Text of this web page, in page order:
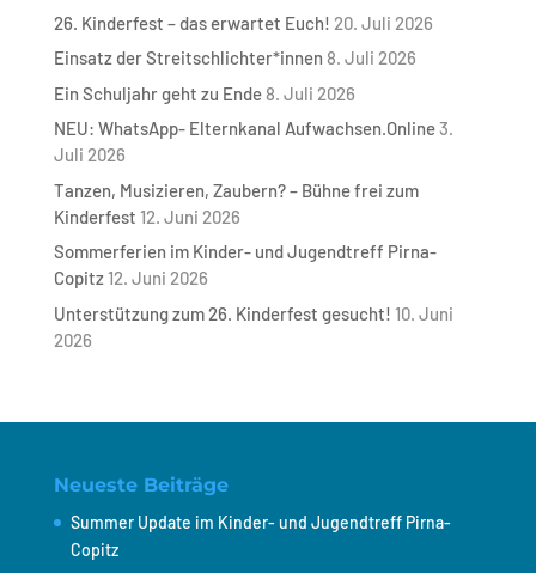
26. Kinderfest – das erwartet Euch! 20. Juli 2026
Einsatz der Streitschlichter*innen 8. Juli 2026
Ein Schuljahr geht zu Ende 8. Juli 2026
NEU: WhatsApp- Elternkanal Aufwachsen.Online3.
Juli 2026
Tanzen, Musizieren, Zaubern? – Bühne frei zum
Kinderfest 12. Juni 2026
Sommerferien im Kinder- und Jugendtreff Pirna-
Copitz12. Juni 2026
Unterstützung zum 26. Kinderfest gesucht! 10. Juni
2026
Neueste Beiträge
Summer Update im Kinder- und Jugendtreff Pirna-
Copitz